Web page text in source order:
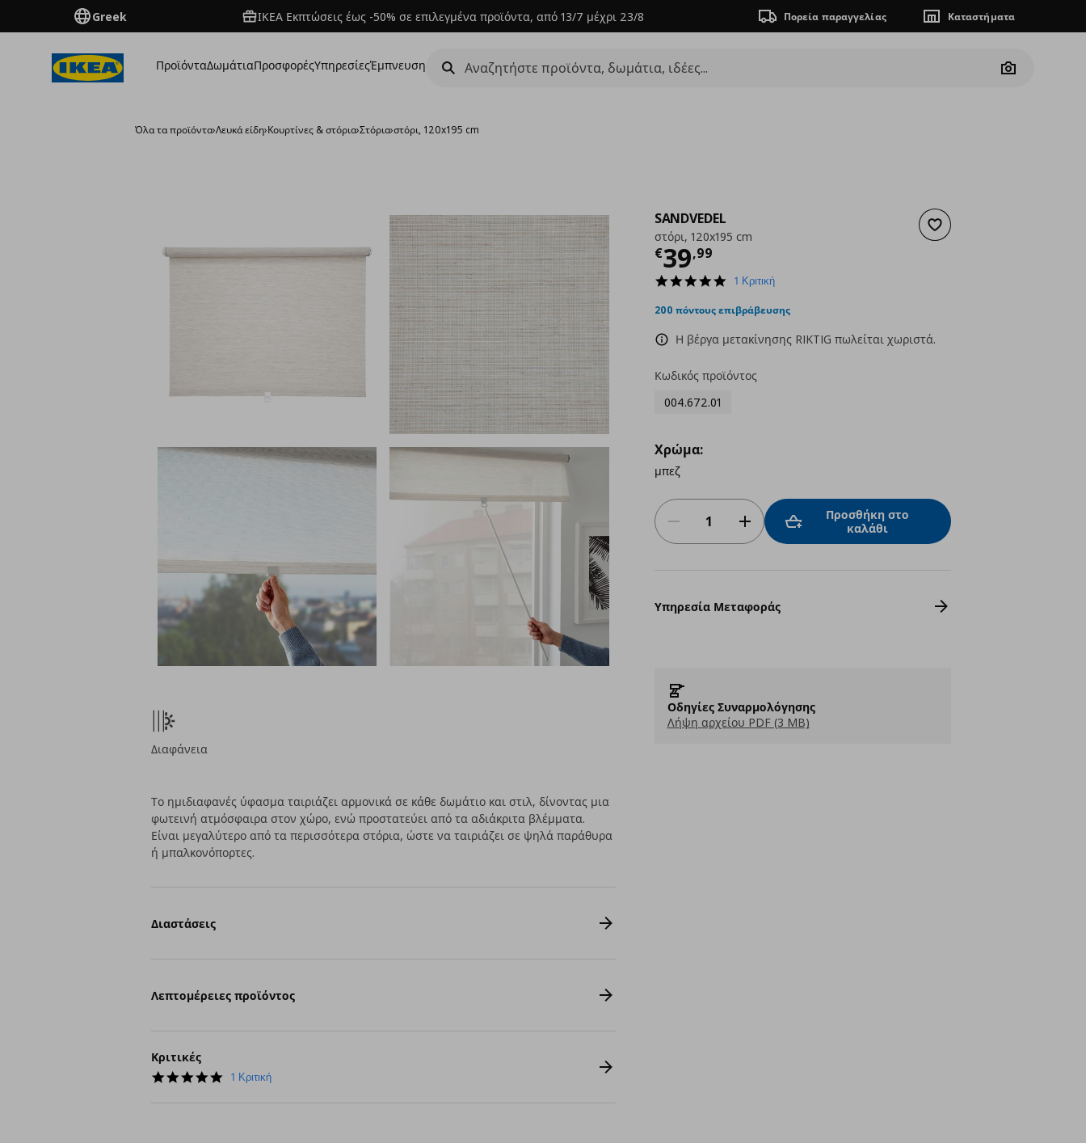
Greek ΙΚΕΑ Εκπτώσεις έως -50% σε επιλεγμένα προϊόντα, από 13/7 μέχρι 23/8 Πορεία παραγγελίας Καταστήματα
ΠροϊόνταΔωμάτιαΠροσφορέςΥπηρεσίεςΈμπνευση
Camera
Όλα τα προϊόντα›Λευκά είδη›Κουρτίνες & στόρια›Στόρια›στόρι, 120x195 cm
Προσθήκη στα αγαπημένα
SANDVEDEL
στόρι, 120x195 cm
€39,99
Τρέχουσα τιμή
5.0
rating
1 Κριτική
200 πόντους επιβράβευσης
Η βέργα μετακίνησης RIKTIG πωλείται χωριστά.
Κωδικός προϊόντος
004.672.01
Χρώμα:
μπεζ
Προσθήκη στο
καλάθι
Υπηρεσία Μεταφοράς
Οδηγίες Συναρμολόγησης
Λήψη αρχείου PDF (3 MB)
Διαφάνεια
Το ημιδιαφανές ύφασμα ταιριάζει αρμονικά σε κάθε δωμάτιο και στιλ, δίνοντας μια
φωτεινή ατμόσφαιρα στον χώρο, ενώ προστατεύει από τα αδιάκριτα βλέμματα.
Είναι μεγαλύτερο από τα περισσότερα στόρια, ώστε να ταιριάζει σε ψηλά παράθυρα
ή μπαλκονόπορτες.
Διαστάσεις
Λεπτομέρειες προϊόντος
Κριτικές
5.0
1 Κριτική